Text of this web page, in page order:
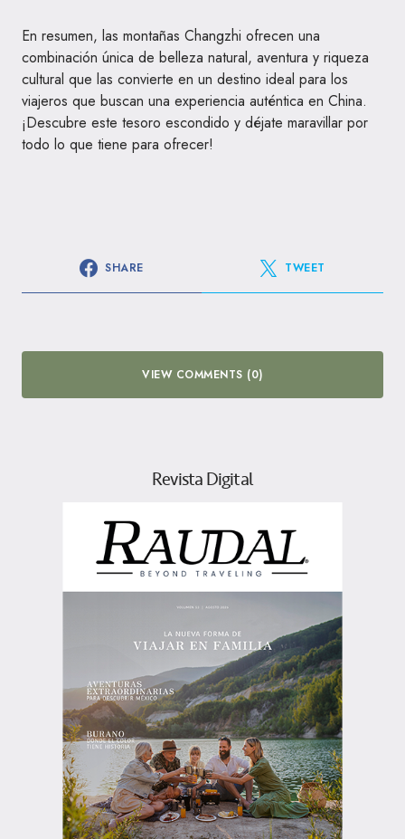
En resumen, las montañas Changzhi ofrecen una
combinación única de belleza natural, aventura y riqueza
cultural que las convierte en un destino ideal para los
viajeros que buscan una experiencia auténtica en China.
¡Descubre este tesoro escondido y déjate maravillar por
todo lo que tiene para ofrecer!
SHARE TWEET
VIEW COMMENTS (0)
Revista Digital